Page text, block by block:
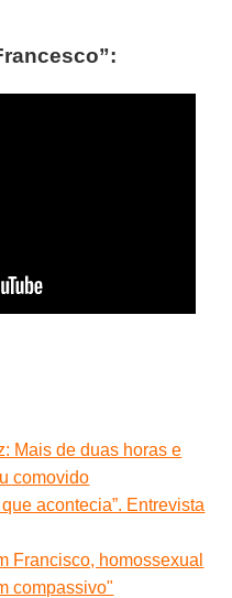
Mais de duas horas e
comovido
acontecia”. Entrevista
Francisco, homossexual
compassivo"